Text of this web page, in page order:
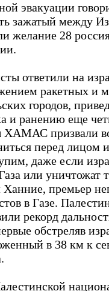
эвакуации
зажатый между
желание 28
ответили на
ракетных и
городов,
и ранению еще
призвали
перед лицом
даже если
или уничтожат
премьер
в Газе.
рекорд
обстреляв
в 38 км к